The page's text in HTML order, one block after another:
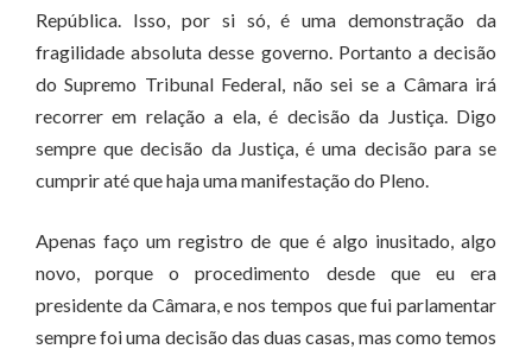
República. Isso, por si só, é uma demonstração da
fragilidade absoluta desse governo. Portanto a decisão
do Supremo Tribunal Federal, não sei se a Câmara irá
recorrer em relação a ela, é decisão da Justiça. Digo
sempre que decisão da Justiça, é uma decisão para se
cumprir até que haja uma manifestação do Pleno.
Apenas faço um registro de que é algo inusitado, algo
novo, porque o procedimento desde que eu era
presidente da Câmara, e nos tempos que fui parlamentar
sempre foi uma decisão das duas casas, mas como temos